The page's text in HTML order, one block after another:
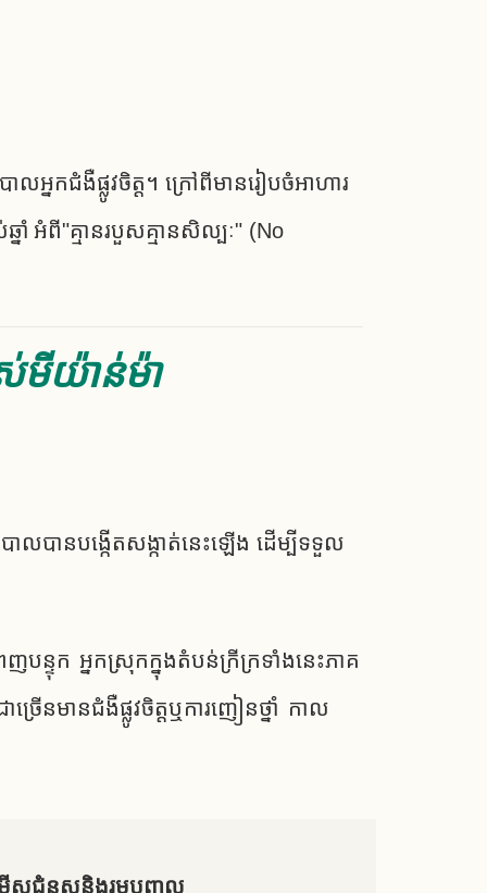
អ្នកជំងឺផ្លូវចិត្ត។ ក្រៅពីមានរៀបចំអាហារ
ាំ អំពី"គ្មានរបួសគ្មានសិល្បៈ" (No
ស់​មីយ៉ាន់ម៉ា
ាលបានបង្កើតសង្កាត់នេះឡើង ដើម្បីទទួល
ញបន្ទុក​ អ្នកស្រុក​ក្នុង​តំបន់​ក្រីក្រ​ទាំងនេះ​ភាគ
ើន​មាន​ជំងឺ​ផ្លូវ​ចិត្ត​ឬ​ការ​ញៀន​ថ្នាំ​ កាល
មើសជំនួសនិងរួមបញ្ចូល